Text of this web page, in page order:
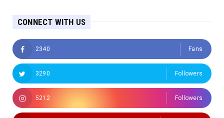
CONNECT WITH US
2340 Fans
3290 Followers
5212 Followers